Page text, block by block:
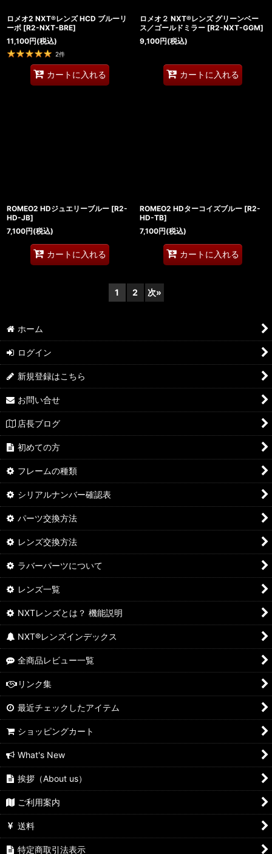
ロメオ2 NXT®レンズ HCD ブルーリ
ーボ [R2-NXT-BRE]
11,100円(税込)
2件
カートに入れる
ロメオ２ NXT®レンズ グリーンベー
ス／ゴールドミラー [R2-NXT-GGM]
9,100円(税込)
カートに入れる
ROMEO2 HDジュエリーブルー [R2-
HD-JB]
7,100円(税込)
カートに入れる
ROMEO2 HDターコイズブルー [R2-
HD-TB]
7,100円(税込)
カートに入れる
1 2 次»
ホーム
ログイン
新規登録はこちら
お問い合せ
店長ブログ
初めての方
フレームの種類
シリアルナンバー確認表
パーツ交換方法
レンズ交換方法
ラバーパーツについて
レンズ一覧
NXTレンズとは？ 機能説明
NXT®レンズインデックス
全商品レビュー一覧
リンク集
最近チェックしたアイテム
ショッピングカート
What's New
挨拶（About us）
ご利用案内
送料
特定商取引法表示